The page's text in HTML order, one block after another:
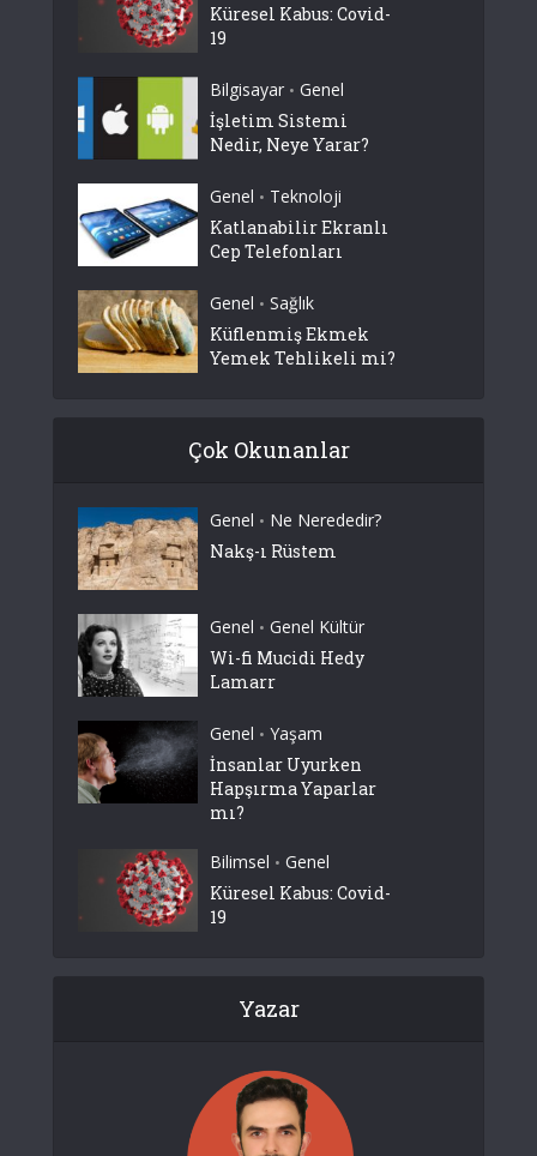
Küresel Kabus: Covid-
19
Bilgisayar • Genel
İşletim Sistemi
Nedir, Neye Yarar?
Genel • Teknoloji
Katlanabilir Ekranlı
Cep Telefonları
Genel • Sağlık
Küflenmiş Ekmek
Yemek Tehlikeli mi?
Çok Okunanlar
Genel • Ne Nerededir?
Nakş-ı Rüstem
Genel • Genel Kültür
Wi-fi Mucidi Hedy
Lamarr
Genel • Yaşam
İnsanlar Uyurken
Hapşırma Yaparlar
mı?
Bilimsel • Genel
Küresel Kabus: Covid-
19
Yazar